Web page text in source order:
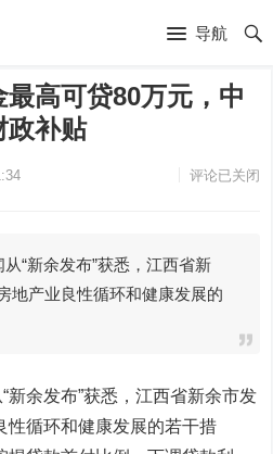
导航
高可贷80万元，中
政补贴
评论已关闭
新余发布”获悉，江西省新
地产业良性循环和健康发展的
余发布”获悉，江西省新余市发
性循环和健康发展的若干措